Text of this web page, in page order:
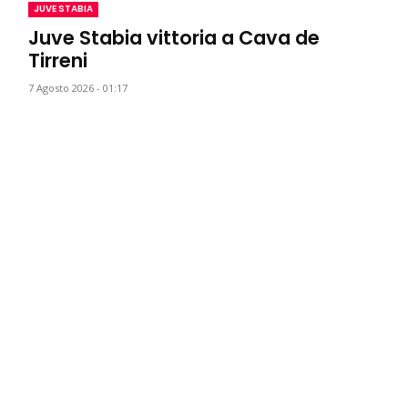
JUVE STABIA
Juve Stabia vittoria a Cava de
Tirreni
7 Agosto 2026 - 01:17